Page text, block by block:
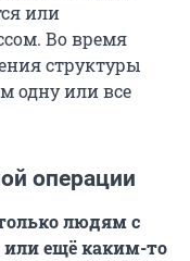
или
Во время
структуры
одну или все
операции
людям с
ещё каким-то